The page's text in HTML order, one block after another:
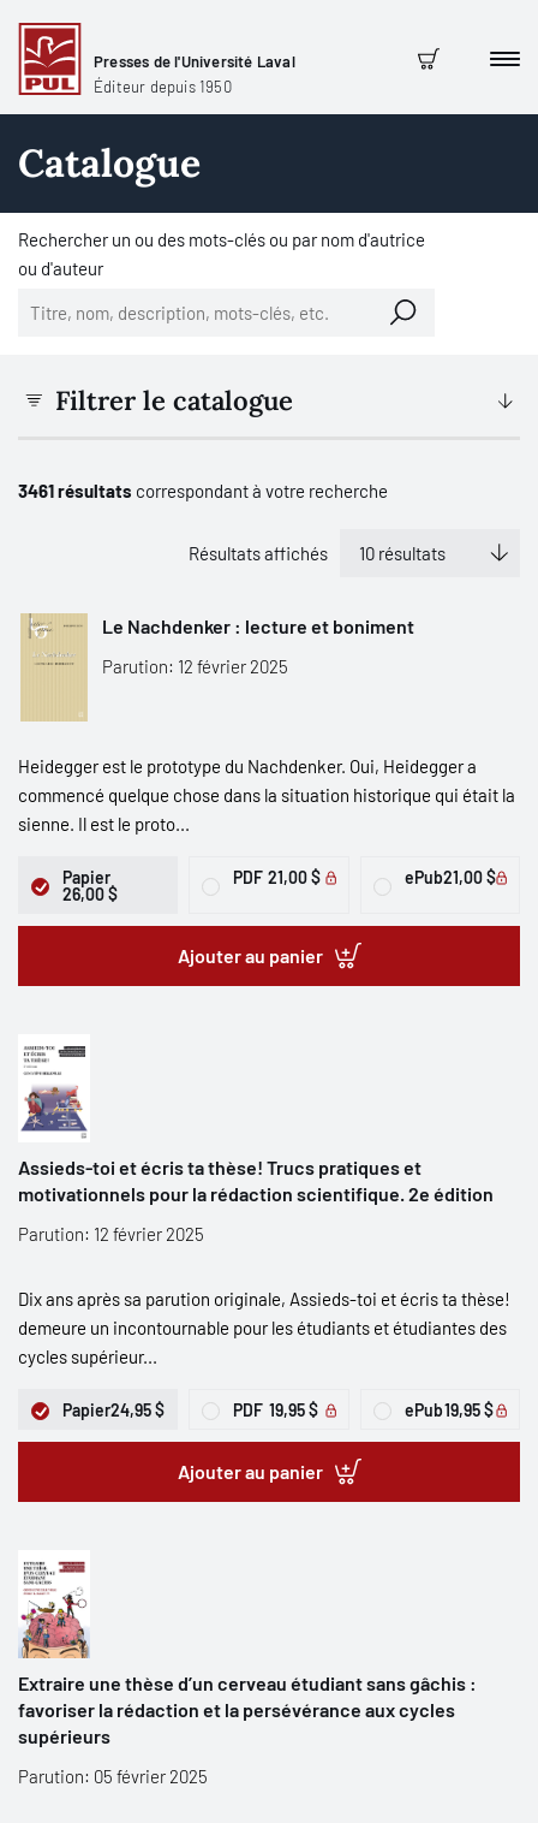
Presses de l'Université Laval
Éditeur depuis 1950
Panier
Catalogue
Rechercher un ou des mots-clés ou par nom d'autrice
ou d'auteur
Filtrer le catalogue
3461 résultats correspondant à votre recherche
Résultats affichés
Le Nachdenker : lecture et boniment
Parution: 12 février 2025
Heidegger est le prototype du Nachdenker. Oui, Heidegger a
commencé quelque chose dans la situation historique qui était la
sienne. Il est le proto...
Papier
26,00 $
PDF 21,00 $ ePub21,00 $
Ajouter au panier
Assieds-toi et écris ta thèse! Trucs pratiques et
motivationnels pour la rédaction scientifique. 2e édition
Parution: 12 février 2025
Dix ans après sa parution originale, Assieds-toi et écris ta thèse!
demeure un incontournable pour les étudiants et étudiantes des
cycles supérieur...
Papier24,95 $ PDF 19,95 $ ePub19,95 $
Ajouter au panier
Extraire une thèse d’un cerveau étudiant sans gâchis :
favoriser la rédaction et la persévérance aux cycles
supérieurs
Parution: 05 février 2025